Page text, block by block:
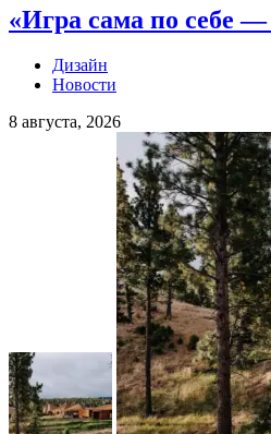
«Игра сама по себе
Дизайн
Новости
8 августа, 2026